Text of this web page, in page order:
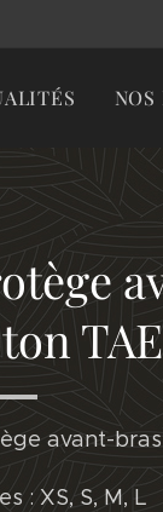
avant-
: XS, S, M, L